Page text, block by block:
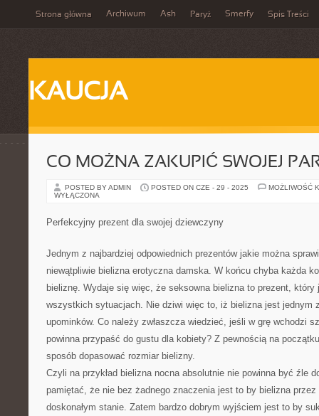
Strona główna Archiwum Ash Paryż Smerfy Spis Treści
KAUCJA
CO MOŻNA ZAKUPIĆ SWOJEJ
POSTED BY ADMIN POSTED ON CZE - 29 - 2025
MOŻLIWOŚĆ
WYŁĄCZONA
Perfekcyjny prezent dla swojej dziewczyny
Jednym z najbardziej odpowiednich prezentów jakie można
niewątpliwie bielizna erotyczna damska. W końcu chyba każda
bieliznę. Wydaje się więc, że seksowna bielizna to prezent, który
wszystkich sytuacjach. Nie dziwi więc to, iż bielizna jest jednym
upominków. Co należy zwłaszcza wiedzieć, jeśli w grę wchodzi
powinna przypaść do gustu dla kobiety? Z pewnością na
sposób dopasować rozmiar bielizny.
Czyli na przykład bielizna nocna absolutnie nie powinna być źle
pamiętać, że nie bez żadnego znaczenia jest to by bielizna przez
doskonałym stanie. Zatem bardzo dobrym wyjściem jest to by